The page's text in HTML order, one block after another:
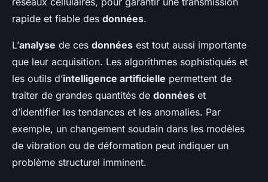
rapide et fiable des données.
L’analyse de ces données est tout aussi importante
que leur acquisition. Les algorithmes sophistiqués et
les outils d’intelligence artificielle permettent de
traiter de grandes quantités de données et
d’identifier les tendances et les anomalies. Par
exemple, un changement soudain dans les modèles
de vibration ou de déformation peut indiquer un
problème structurel imminent.